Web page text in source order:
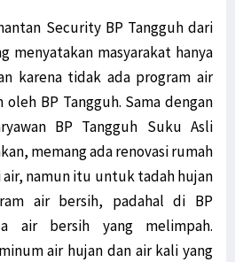
Security BP Tangguh dari
menyatakan masyarakat hanya
karena tidak ada program air
BP Tangguh. Sama dengan
BP Tangguh Suku Asli
memang ada renovasi rumah
namun itu untuk tadah hujan
air bersih, padahal di BP
air bersih yang melimpah.
air hujan dan air kali yang